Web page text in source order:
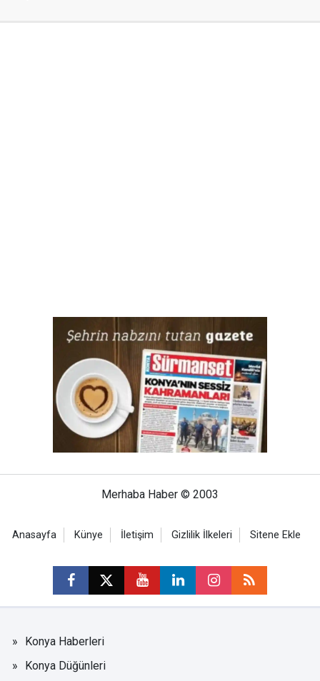
Merhaba Haber © 2003
Anasayfa Künye İletişim Gizlilik İlkeleri Sitene Ekle
Konya Haberleri
Konya Düğünleri